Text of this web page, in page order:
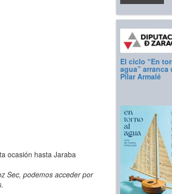
ocasión hasta Jaraba
Sec, podemos acceder por
El ciclo “En
agua” arranca
Pilar Armalé